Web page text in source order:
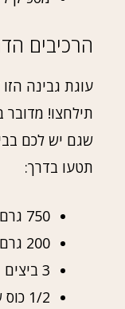
הרכיבים
עוגת גבינה
תילחצו! מדובר
שגם יש לכם
תטעו בדרך:
750 גרם גבינת שמנת רכה (כמו פילדלפיה)
200 גרם סוכר
3 ביצים
1/2 כוס שמן קנולה